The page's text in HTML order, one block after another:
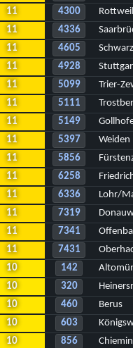
11
4300
Rottweil
11
4336
11
4605
11
4928
11
5099
Trier-
11
5111
11
5149
11
5397
Weiden
11
5856
11
6258
11
6336
Lohr/
11
7319
11
7341
11
7431
10
142
10
320
10
460
Berus
10
603
10
856